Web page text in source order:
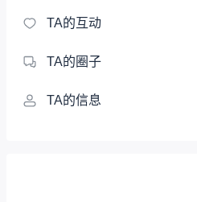
TA的互动
TA的圈子
TA的信息